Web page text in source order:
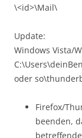
\<id>\Mail\
Update:
Windows Vista/
oder
Firefox/
beenden,